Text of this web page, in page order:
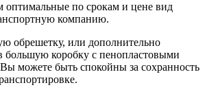
по срокам и цене вид
компанию.
обрешетку, или дополнительно
большую коробку с пенопластовыми
можете быть спокойны за сохранность